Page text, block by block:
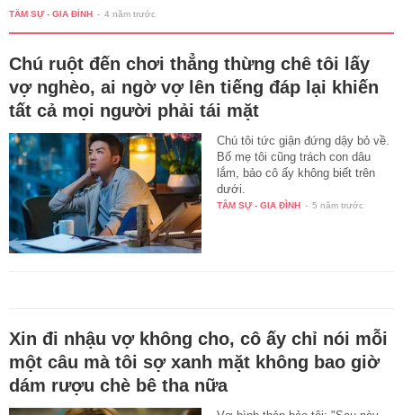
TÂM SỰ - GIA ĐÌNH - 4 năm trước
Chú ruột đến chơi thẳng thừng chê tôi lấy
vợ nghèo, ai ngờ vợ lên tiếng đáp lại khiến
tất cả mọi người phải tái mặt
Chú tôi tức giận đứng dậy bỏ về.
Bố mẹ tôi cũng trách con dâu
lắm, bảo cô ấy không biết trên
dưới.
TÂM SỰ - GIA ĐÌNH - 5 năm trước
Xin đi nhậu vợ không cho, cô ấy chỉ nói mỗi
một câu mà tôi sợ xanh mặt không bao giờ
dám rượu chè bê tha nữa